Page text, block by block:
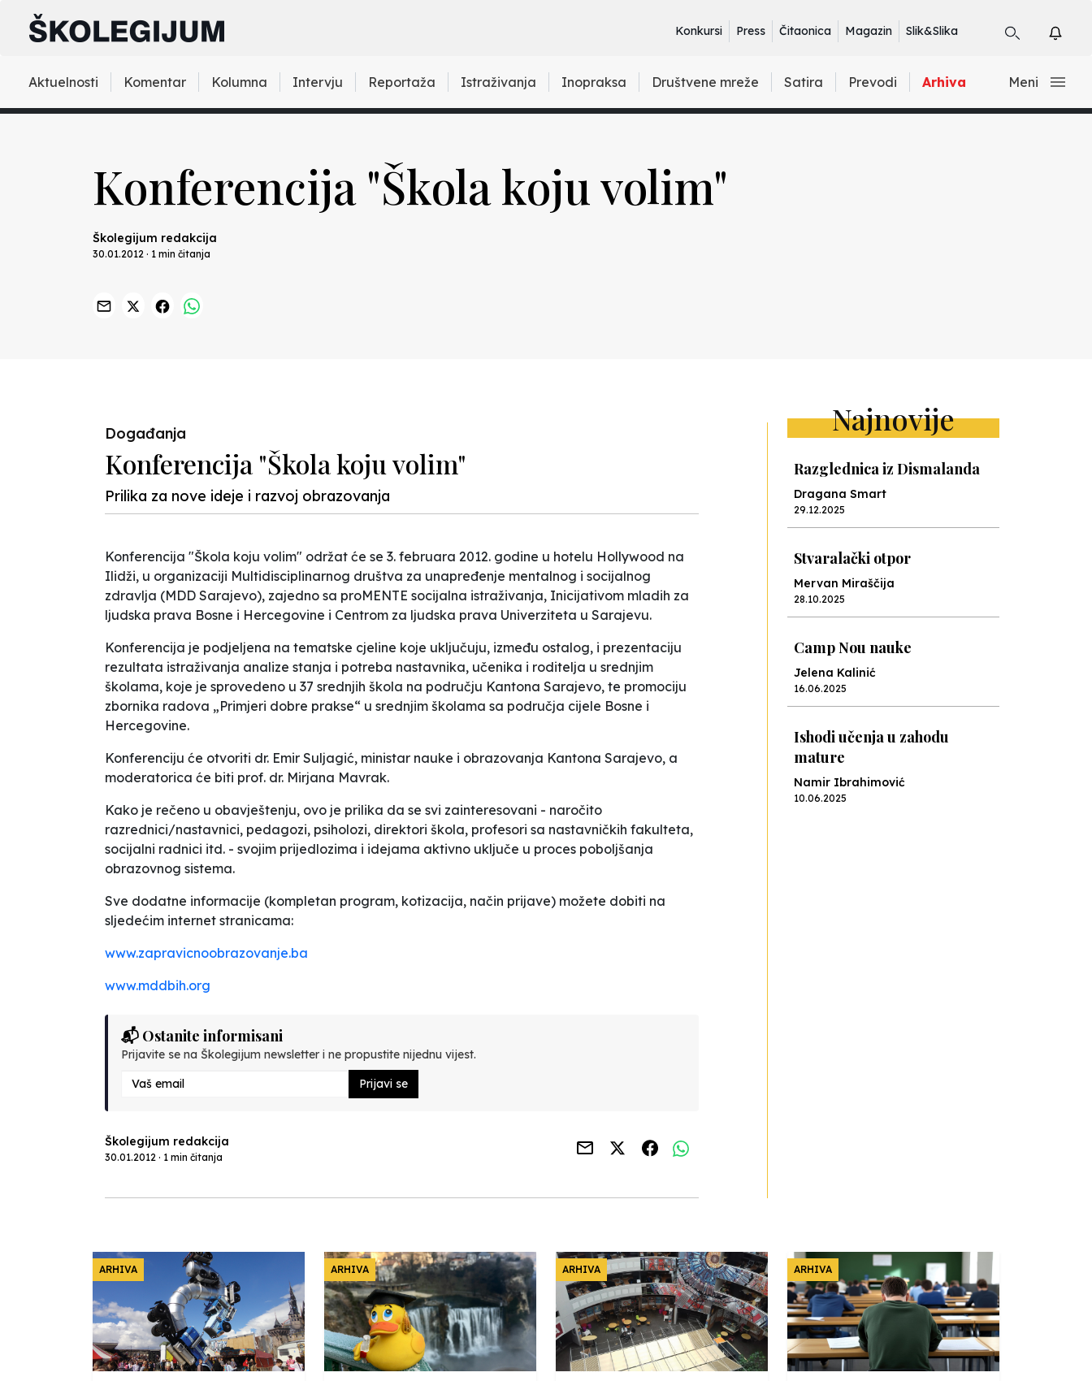
Konkursi Press Čitaonica Magazin Slik&Slika
Aktuelnosti Komentar Kolumna Intervju Reportaža Istraživanja Inopraksa Društvene mreže Satira Prevodi Arhiva Meni
Konferencija "Škola koju volim"
Školegijum redakcija
30.01.2012 · 1 min čitanja
Događanja
Konferencija "Škola koju volim"
Prilika za nove ideje i razvoj obrazovanja
Konferencija "Škola koju volim" održat će se 3. februara 2012. godine u hotelu Hollywood na
Ilidži, u organizaciji Multidisciplinarnog društva za unapređenje mentalnog i socijalnog
zdravlja (MDD Sarajevo), zajedno sa proMENTE socijalna istraživanja, Inicijativom mladih za
ljudska prava Bosne i Hercegovine i Centrom za ljudska prava Univerziteta u Sarajevu.
Konferencija je podjeljena na tematske cjeline koje uključuju, između ostalog, i prezentaciju
rezultata istraživanja analize stanja i potreba nastavnika, učenika i roditelja u srednjim
školama, koje je sprovedeno u 37 srednjih škola na području Kantona Sarajevo, te promociju
zbornika radova „Primjeri dobre prakse“ u srednjim školama sa područja cijele Bosne i
Hercegovine.
Konferenciju će otvoriti dr. Emir Suljagić, ministar nauke i obrazovanja Kantona Sarajevo, a
moderatorica će biti prof. dr. Mirjana Mavrak.
Kako je rečeno u obavještenju, ovo je prilika da se svi zainteresovani - naročito
razrednici/nastavnici, pedagozi, psiholozi, direktori škola, profesori sa nastavničkih fakulteta,
socijalni radnici itd. - svojim prijedlozima i idejama aktivno uključe u proces poboljšanja
obrazovnog sistema.
Sve dodatne informacije (kompletan program, kotizacija, način prijave) možete dobiti na
sljedećim internet stranicama:
www.zapravicnoobrazovanje.ba
www.mddbih.org
📬 Ostanite informisani
Prijavite se na Školegijum newsletter i ne propustite nijednu vijest.
Prijavi se
Školegijum redakcija
30.01.2012 · 1 min čitanja
Najnovije
Razglednica iz Dismalanda
Dragana Smart
29.12.2025
Stvaralački otpor
Mervan Miraščija
28.10.2025
Camp Nou nauke
Jelena Kalinić
16.06.2025
Ishodi učenja u zahodu
mature
Namir Ibrahimović
10.06.2025
ARHIVA ARHIVA ARHIVA ARHIVA